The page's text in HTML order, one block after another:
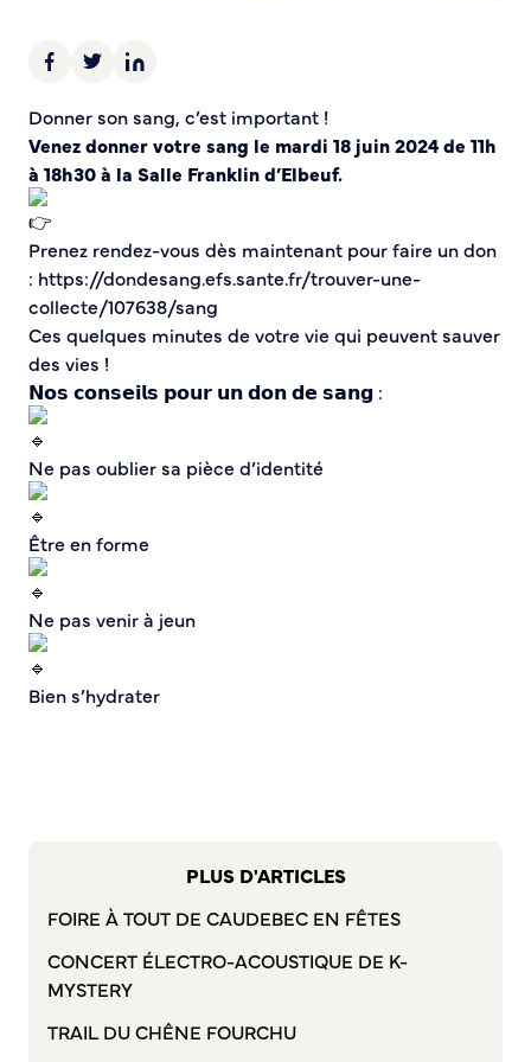
Donner son sang, c’est important !
Venez donner votre sang le mardi 18 juin 2024 de 11h
à 18h30 à la Salle Franklin d’Elbeuf.
Prenez rendez-vous dès maintenant pour faire un don
: https://dondesang.efs.sante.fr/trouver-une-
collecte/107638/sang
Ces quelques minutes de votre vie qui peuvent sauver
des vies !
𝗡𝗼𝘀 𝗰𝗼𝗻𝘀𝗲𝗶𝗹𝘀 𝗽𝗼𝘂𝗿 𝘂𝗻 𝗱𝗼𝗻 𝗱𝗲 𝘀𝗮𝗻𝗴 :
Ne pas oublier sa pièce d’identité
Être en forme
Ne pas venir à jeun
Bien s’hydrater
PLUS D'ARTICLES
FOIRE À TOUT DE CAUDEBEC EN FÊTES
CONCERT ÉLECTRO-ACOUSTIQUE DE K-
MYSTERY
TRAIL DU CHÊNE FOURCHU
Sécurité tranquillité
Police municipale
Pré-plainte en ligne
Tranquillité vacances
Vidéoprotection
Aide à l’installation d’alarmes
Horaires pour le bricolage et le jardinage
Infos pratiques
Plan de Ville
Numéros d’urgence
Location de salles
Annuaire des services publics
DÉCOUVRIR SORTIR
Bienvenue à Caudebec
Histoire de la ville
Patrimoine historique
Temps forts
Venir à Caudebec
Concours des maisons et balcons fleuris
Entretien des haies
Aide à l’achat d’un composteur ou récupérateur d’eau
S’informer